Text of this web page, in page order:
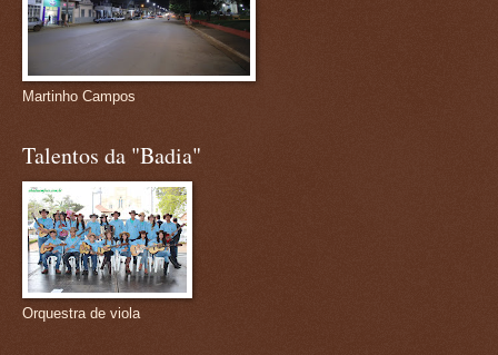
Martinho Campos
Talentos da "Badia"
Orquestra de viola